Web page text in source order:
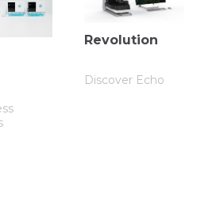
Revolution
Discover Echo